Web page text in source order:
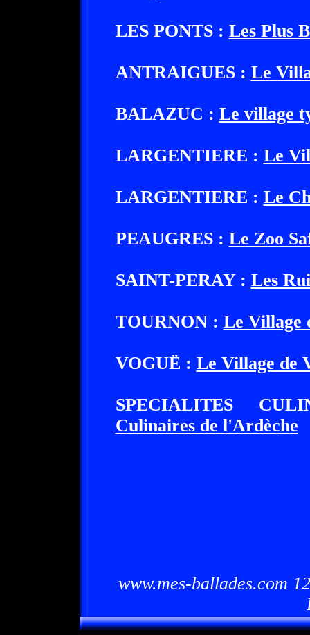
LES PONTS : Les Plus
ANTRAIGUES : Le
BALAZUC : Le village
LARGENTIERE : Le
LARGENTIERE : Le
PEAUGRES : Le Zoo
SAINT-PERAY : Les
TOURNON : Le Village
VOGUË : Le Village de
SPECIALITES
Culinaires de l'Ardèche
www.mes-ballades.com